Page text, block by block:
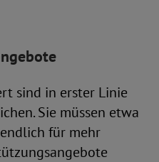
sind in erster Linie
Sie müssen etwa
für mehr